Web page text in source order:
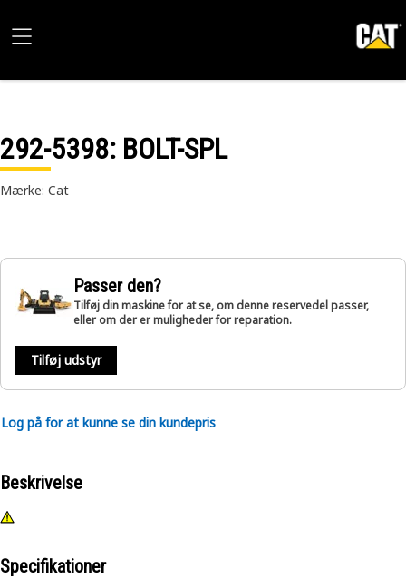
292-5398: BOLT-SPL
Mærke: Cat
Passer den?
Tilføj din maskine for at se, om denne reservedel passer,
eller om der er muligheder for reparation.
Tilføj udstyr
Log på for at kunne se din kundepris
Beskrivelse
Specifikationer